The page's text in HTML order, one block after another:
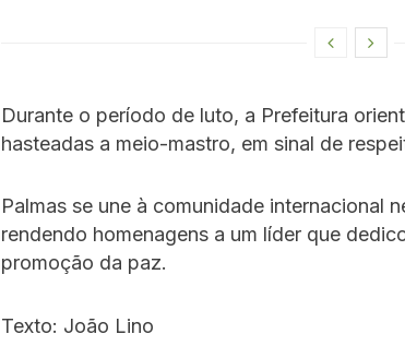
Durante o período de luto, a Prefeitura
hasteadas a meio-mastro, em sinal de
Palmas se une à comunidade internacional
rendendo homenagens a um líder que
promoção da paz.
Texto: João Lino